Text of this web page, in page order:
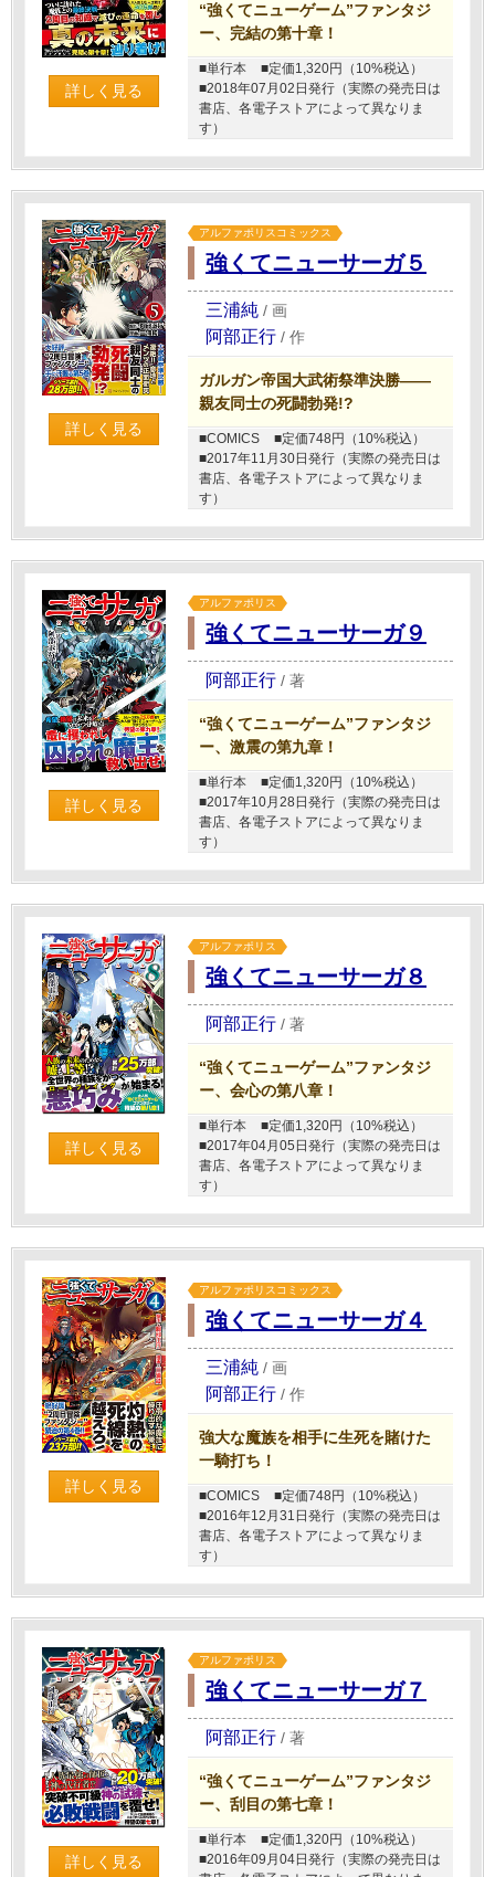
詳しく見る
“強くてニューゲーム”ファンタジ
ー、完結の第十章！
■単行本
■定価1,320円（10%税込）
■2018年07月02日発行（実際の発売日は
書店、各電子ストアによって異なりま
す）
詳しく見る
アルファポリスコミックス
強くてニューサーガ５
三浦純 / 画
阿部正行 / 作
ガルガン帝国大武術祭準決勝――
親友同士の死闘勃発!?
■COMICS
■定価748円（10%税込）
■2017年11月30日発行（実際の発売日は
書店、各電子ストアによって異なりま
す）
詳しく見る
アルファポリス
強くてニューサーガ９
阿部正行 / 著
“強くてニューゲーム”ファンタジ
ー、激震の第九章！
■単行本
■定価1,320円（10%税込）
■2017年10月28日発行（実際の発売日は
書店、各電子ストアによって異なりま
す）
詳しく見る
アルファポリス
強くてニューサーガ８
阿部正行 / 著
“強くてニューゲーム”ファンタジ
ー、会心の第八章！
■単行本
■定価1,320円（10%税込）
■2017年04月05日発行（実際の発売日は
書店、各電子ストアによって異なりま
す）
詳しく見る
アルファポリスコミックス
強くてニューサーガ４
三浦純 / 画
阿部正行 / 作
強大な魔族を相手に生死を賭けた
一騎打ち！
■COMICS
■定価748円（10%税込）
■2016年12月31日発行（実際の発売日は
書店、各電子ストアによって異なりま
す）
詳しく見る
アルファポリス
強くてニューサーガ７
阿部正行 / 著
“強くてニューゲーム”ファンタジ
ー、刮目の第七章！
■単行本
■定価1,320円（10%税込）
■2016年09月04日発行（実際の発売日は